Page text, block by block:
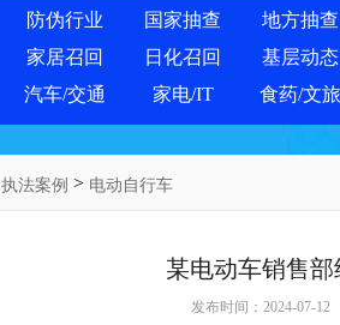
防伪行业 国家抽查 地方抽查
家居召回
日化召回 基层动态
汽车/交通
家电/IT 食药/文旅
执法案例 > 电动自行车
某电动车销售
发布时间：2024-07-12